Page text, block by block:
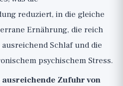
reduziert, in die gleiche
Ernährung, die reich
Schlaf und die
psychischem Stress.
Zufuhr von